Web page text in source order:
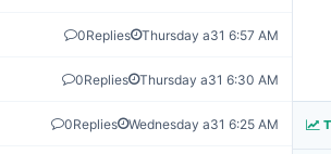
0Replies Thursday a31 6:57 AM
0Replies Thursday a31 6:30 AM
0Replies Wednesday a31 6:25 AM